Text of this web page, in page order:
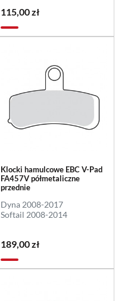
115,00 zł
Klocki hamulcowe EBC V-Pad
FA457V półmetaliczne
przednie
Dyna 2008-2017
Softail 2008-2014
189,00 zł